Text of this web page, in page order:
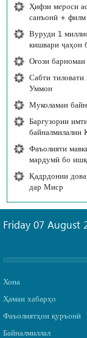
Ҳифзи мероси
санъонӣ + филм
Вуруди 1
кишвари ҷаҳон
Оғози
Сабти
Уммон
Муколамаи
Баргузории
Фаъолияти
мардумӣ бо
Қадрдонии
дар Миср
Friday 07 August
Хона
Ҳамаи хабарҳо
Фаъолиятҳои қуръонӣ
Байналмиллал